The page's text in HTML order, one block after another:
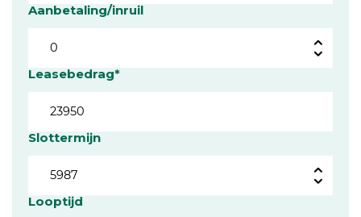
Aanbetaling/inruil
Leasebedrag*
Slottermijn
Looptijd